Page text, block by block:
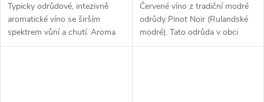
Typicky odrůdové, intezivně
aromatické víno se širším
spektrem vůní a chutí. Aroma
vína je na první...
Červené víno z tradiční modré
odrůdy Pinot Noir (Rulandské
modré). Tato odrůda v obci
Bojničky dosah...